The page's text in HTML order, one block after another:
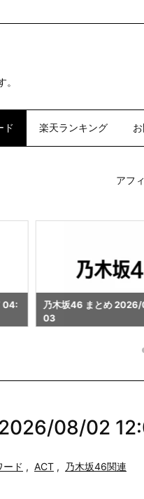
ド 楽天ランキング
アフ
まとめ 2026/08/08 06:
08/02
ード , ACT , 乃木坂46関連